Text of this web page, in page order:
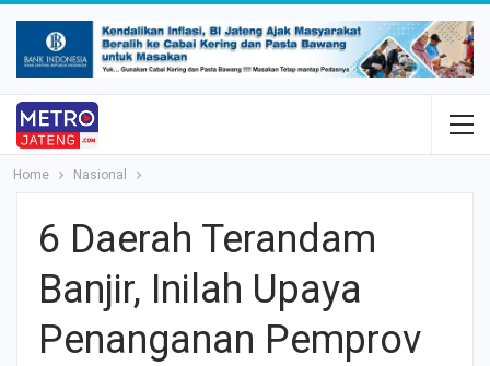
Home Nasional
6 Daerah Terandam
Banjir, Inilah Upaya
Penanganan Pemprov